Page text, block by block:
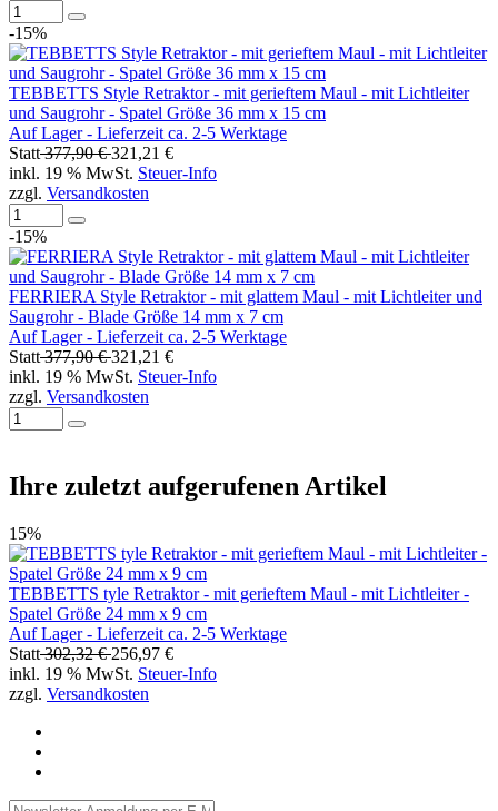
-15%
TEBBETTS Style Retraktor - mit gerieftem Maul - mit Lichtleiter
und Saugrohr - Spatel Größe 36 mm x 15 cm
Auf Lager - Lieferzeit ca. 2-5 Werktage
Statt377,90 €321,21 €
inkl. 19 % MwSt. Steuer-Info
zzgl. Versandkosten
-15%
FERRIERA Style Retraktor - mit glattem Maul - mit Lichtleiter und
Saugrohr - Blade Größe 14 mm x 7 cm
Auf Lager - Lieferzeit ca. 2-5 Werktage
Statt377,90 €321,21 €
inkl. 19 % MwSt. Steuer-Info
zzgl. Versandkosten
Ihre zuletzt aufgerufenen Artikel
15%
TEBBETTS tyle Retraktor - mit gerieftem Maul - mit Lichtleiter -
Spatel Größe 24 mm x 9 cm
Auf Lager - Lieferzeit ca. 2-5 Werktage
Statt302,32 €256,97 €
inkl. 19 % MwSt. Steuer-Info
zzgl. Versandkosten